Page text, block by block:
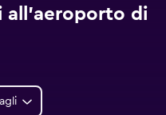
all'aeroporto di